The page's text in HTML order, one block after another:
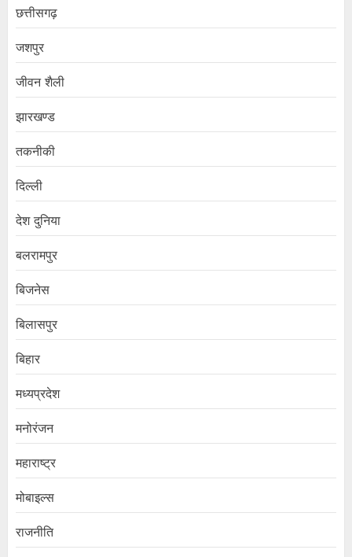
छत्तीसगढ़
जशपुर
जीवन शैली
झारखण्ड
तकनीकी
दिल्ली
देश दुनिया
बलरामपुर
बिजनेस
बिलासपुर
बिहार
मध्यप्रदेश
मनोरंजन
महाराष्ट्र
मोबाइल्स
राजनीति